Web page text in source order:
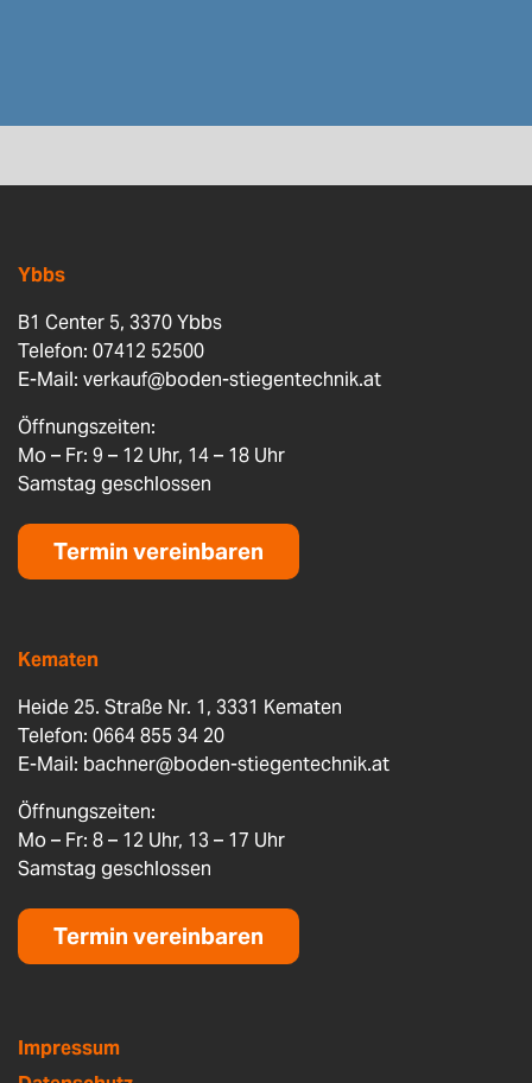
Ybbs
B1 Center 5, 3370 Ybbs
Telefon: 07412 52500
E-Mail: verkauf@boden-stiegentechnik.at
Öffnungszeiten:
Mo – Fr: 9 – 12 Uhr, 14 – 18 Uhr
Samstag geschlossen
Termin vereinbaren
Kematen
Heide 25. Straße Nr. 1, 3331 Kematen
Telefon: 0664 855 34 20
E-Mail: bachner@boden-stiegentechnik.at
Öffnungszeiten:
Mo – Fr: 8 – 12 Uhr, 13 – 17 Uhr
Samstag geschlossen
Termin vereinbaren
Impressum